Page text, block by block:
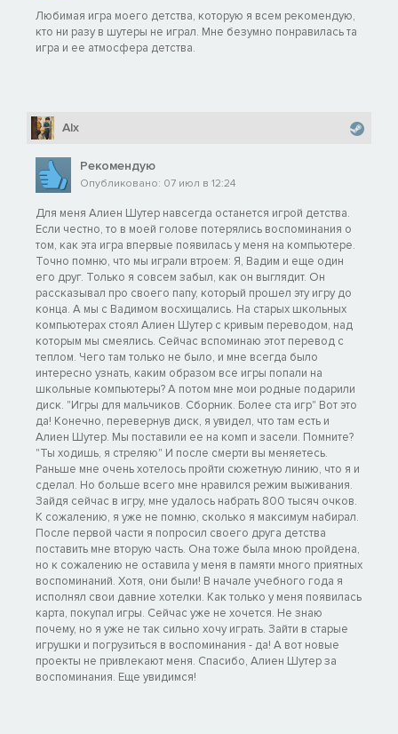
Любимая игра моего детства, которую я всем рекомендую,
кто ни разу в шутеры не играл. Мне безумно понравилась та
игра и ее атмосфера детства.
Alx
Рекомендую
Опубликовано: 07 июл в 12:24
Для меня Алиен Шутер навсегда останется игрой детства.
Если честно, то в моей голове потерялись воспоминания о
том, как эта игра впервые появилась у меня на компьютере.
Точно помню, что мы играли втроем: Я, Вадим и еще один
его друг. Только я совсем забыл, как он выглядит. Он
рассказывал про своего папу, который прошел эту игру до
конца. А мы с Вадимом восхищались. На старых школьных
компьютерах стоял Алиен Шутер с кривым переводом, над
которым мы смеялись. Сейчас вспоминаю этот перевод с
теплом. Чего там только не было, и мне всегда было
интересно узнать, каким образом все игры попали на
школьные компьютеры? А потом мне мои родные подарили
диск. "Игры для мальчиков. Сборник. Более ста игр" Вот это
да! Конечно, перевернув диск, я увидел, что там есть и
Алиен Шутер. Мы поставили ее на комп и засели. Помните?
"Ты ходишь, я стреляю" И после смерти вы меняетесь.
Раньше мне очень хотелось пройти сюжетную линию, что я и
сделал. Но больше всего мне нравился режим выживания.
Зайдя сейчас в игру, мне удалось набрать 800 тысяч очков.
К сожалению, я уже не помню, сколько я максимум набирал.
После первой части я попросил своего друга детства
поставить мне вторую часть. Она тоже была мною пройдена,
но к сожалению не оставила у меня в памяти много приятных
воспоминаний. Хотя, они были! В начале учебного года я
исполнял свои давние хотелки. Как только у меня появилась
карта, покупал игры. Сейчас уже не хочется. Не знаю
почему, но я уже не так сильно хочу играть. Зайти в старые
игрушки и погрузиться в воспоминания - да! А вот новые
проекты не привлекают меня. Спасибо, Алиен Шутер за
воспоминания. Еще увидимся!